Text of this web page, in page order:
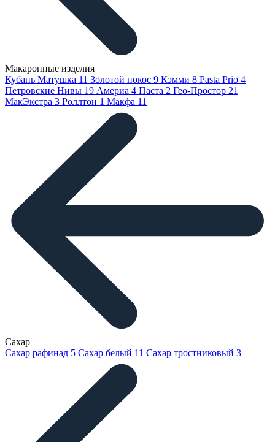
Макаронные изделия
Кубань Матушка 11 Золотой покос 9 Кэмми 8 Pasta Prio 4
Петровские Нивы 19 Америа 4 Паста 2 Гео-Простор 21
МакЭкстра 3 Роллтон 1 Макфа 11
Сахар
Сахар рафинад 5 Сахар белый 11 Сахар тростниковый 3